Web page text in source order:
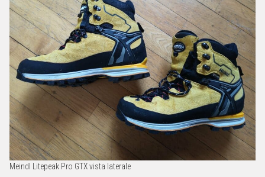
Meindl Litepeak Pro GTX vista laterale